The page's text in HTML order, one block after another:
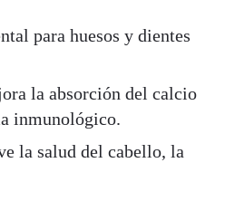
para huesos y dientes
la absorción del calcio
inmunológico.
la salud del cabello, la